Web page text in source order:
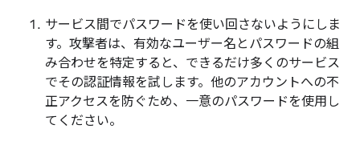
サービス間でパスワードを使い回さないようにしま
す。攻撃者は、有効なユーザー名とパスワードの組
み合わせを特定すると、できるだけ多くのサービス
でその認証情報を試します。他のアカウントへの不
正アクセスを防ぐため、一意のパスワードを使用し
てください。